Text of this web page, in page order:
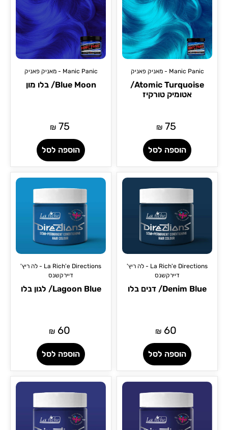
Manic Panic - מאניק פאניק
Atomic Turquoise/
אטומיק טורקיז
75
₪
הוספה לסל
Manic Panic - מאניק פאניק
Blue Moon/ בלו מון
75
₪
הוספה לסל
La Rich'e Directions - לה ריץ'
דיירקשנס
Denim Blue/ דנים בלו
60
₪
הוספה לסל
La Rich'e Directions - לה ריץ'
דיירקשנס
Lagoon Blue/ לגון בלו
60
₪
הוספה לסל